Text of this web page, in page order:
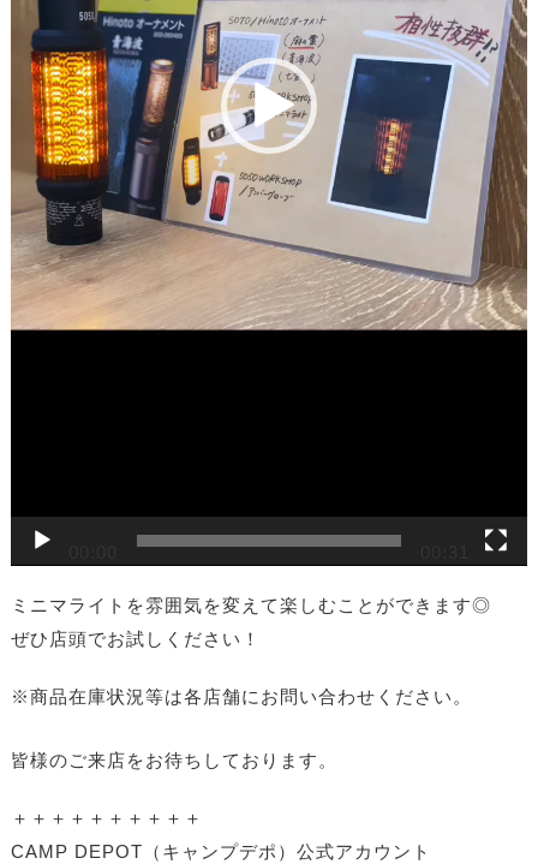
ミニマライトを雰囲気を変えて楽しむことができます◎
ぜひ店頭でお試しください！
※商品在庫状況等は各店舗にお問い合わせください。
皆様のご来店をお待ちしております。
＋＋＋＋＋＋＋＋＋＋
CAMP DEPOT（キャンプデポ）公式アカウント